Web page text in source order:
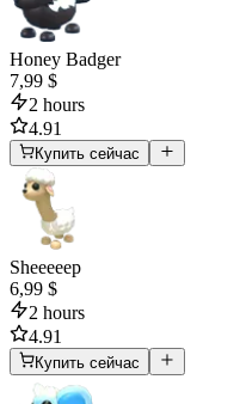
Honey Badger
7,99 $
2 hours
4.91
Купить сейчас
Sheeeeep
6,99 $
2 hours
4.91
Купить сейчас